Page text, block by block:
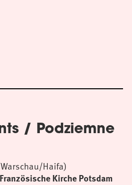
/ Podziemne
Französische Kirche Potsdam
Haifa)